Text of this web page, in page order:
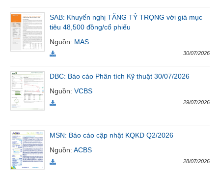
SAB: Khuyến nghị TĂNG TỶ TRỌNG với giá mục
tiêu 48,500 đồng/cổ phiếu
Nguồn: MAS
30/07/2026
DBC: Báo cáo Phân tích Kỹ thuật 30/07/2026
Nguồn:VCBS
29/07/2026
MSN: Báo cáo cập nhật KQKD Q2/2026
Nguồn:ACBS
28/07/2026
Lãnh
đạo
(-)
Tất cả Người nội bộ
Tin
tức
(-)
viết
của
tác
giả
(-)